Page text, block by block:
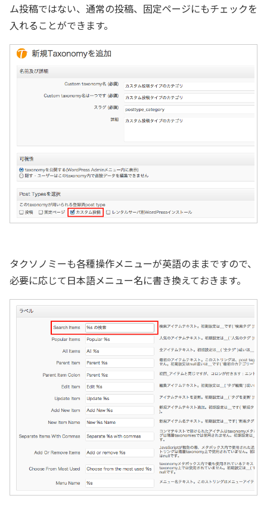
ム投稿ではない、通常の投稿、固定ページにもチェックを
入れることができます。
タクソノミーも各種操作メニューが英語のままですので、
必要に応じて日本語メニュー名に書き換えておきます。